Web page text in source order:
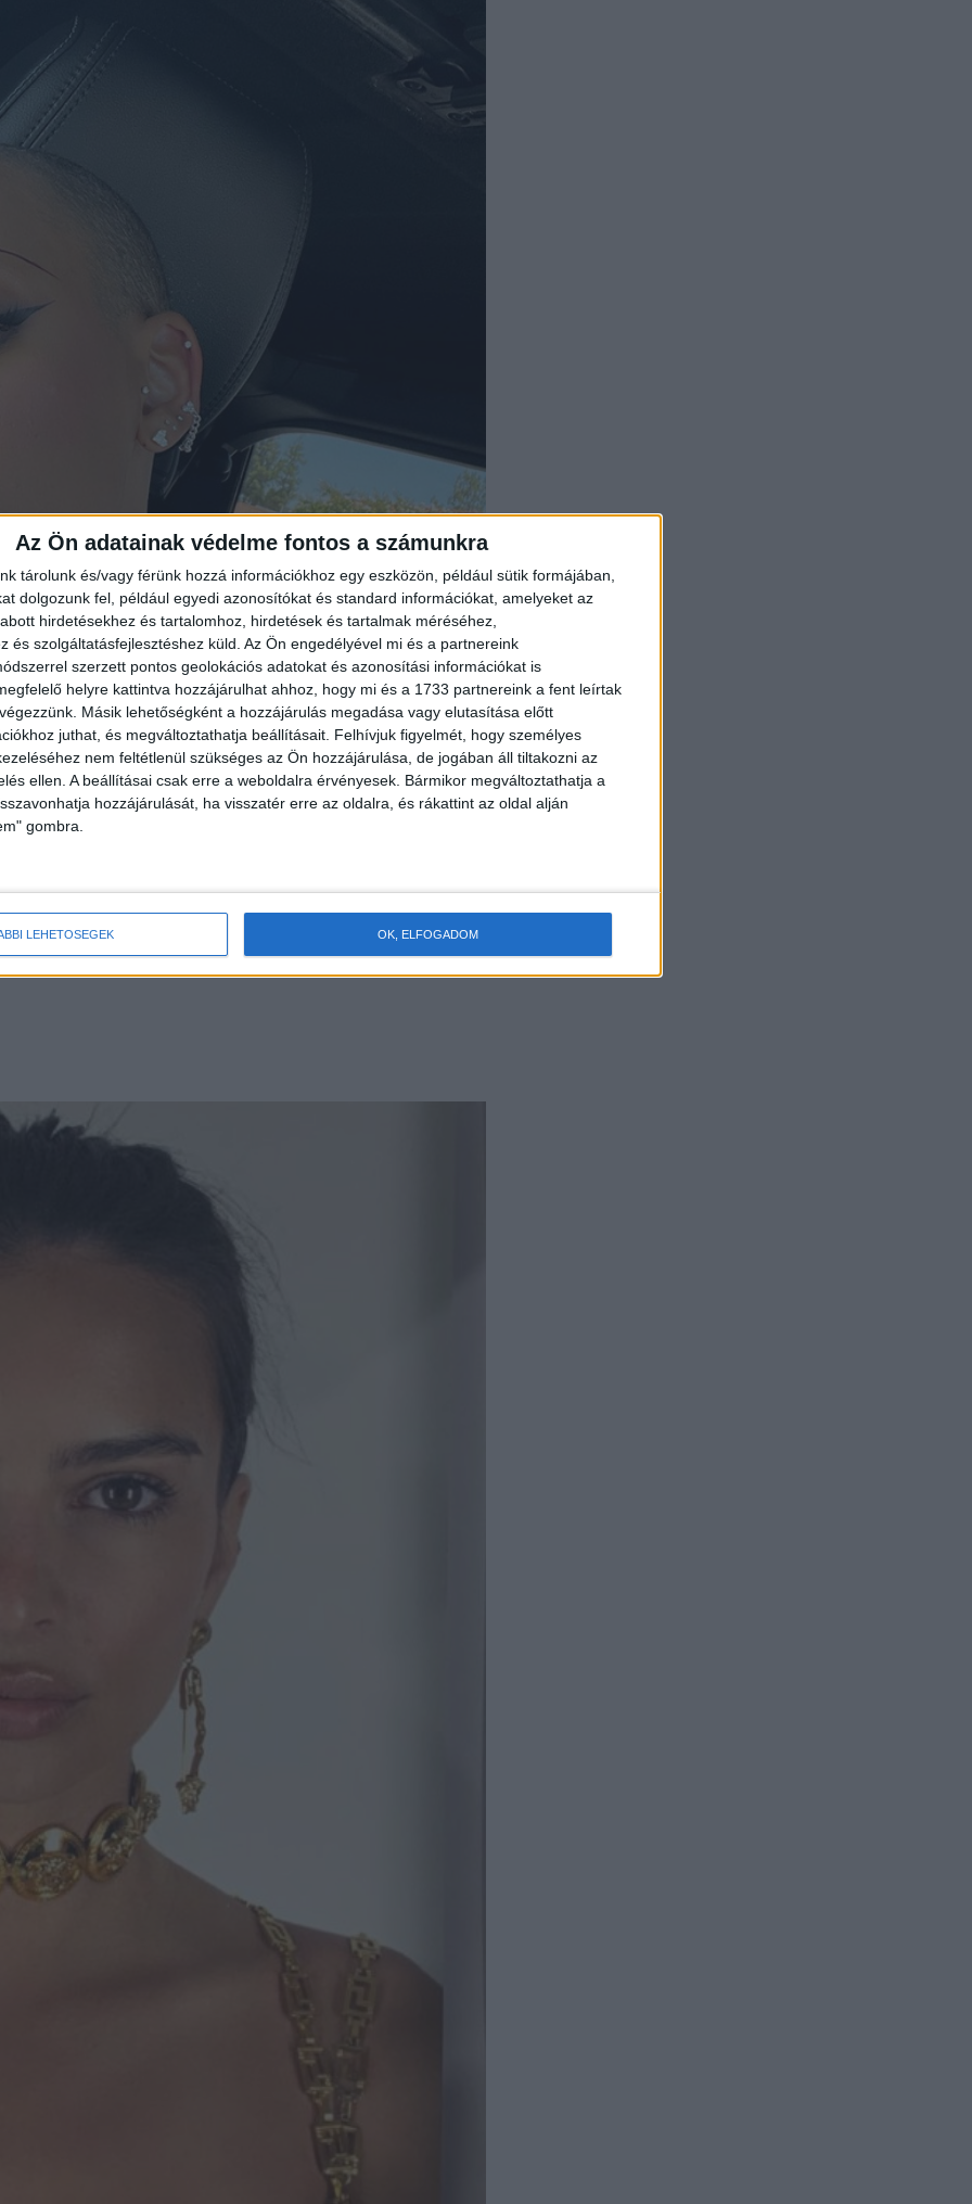
Az Ön adatainak védelme fontos a számunkra
tárolunk és/vagy férünk hozzá információkhoz egy eszközön, például sütik formájában,
dolgozunk fel, például egyedi azonosítókat és standard információkat, amelyeket az
hirdetésekhez és tartalomhoz, hirdetések és tartalmak méréséhez,
és szolgáltatásfejlesztéshez küld. Az Ön engedélyével mi és a partnereink
szerzett pontos geolokációs adatokat és azonosítási információkat is
helyre kattintva hozzájárulhat ahhoz, hogy mi és a 1733 partnereink a fent leírtak
Másik lehetőségként a hozzájárulás megadása vagy elutasítása előtt
juthat, és megváltoztathatja beállításait. Felhívjuk figyelmét, hogy személyes
nem feltétlenül szükséges az Ön hozzájárulása, de jogában áll tiltakozni az
ellen. A beállításai csak erre a weboldalra érvényesek. Bármikor megváltoztathatja a
hozzájárulását, ha visszatér erre az oldalra, és rákattint az oldal alján
gombra.
LEHETŐSÉGEK OK, ELFOGADOM
ezúttal egy csavarral. Doja Cat-hez hasonlóan
dizájnná. A szépség még sosem volt ennyire